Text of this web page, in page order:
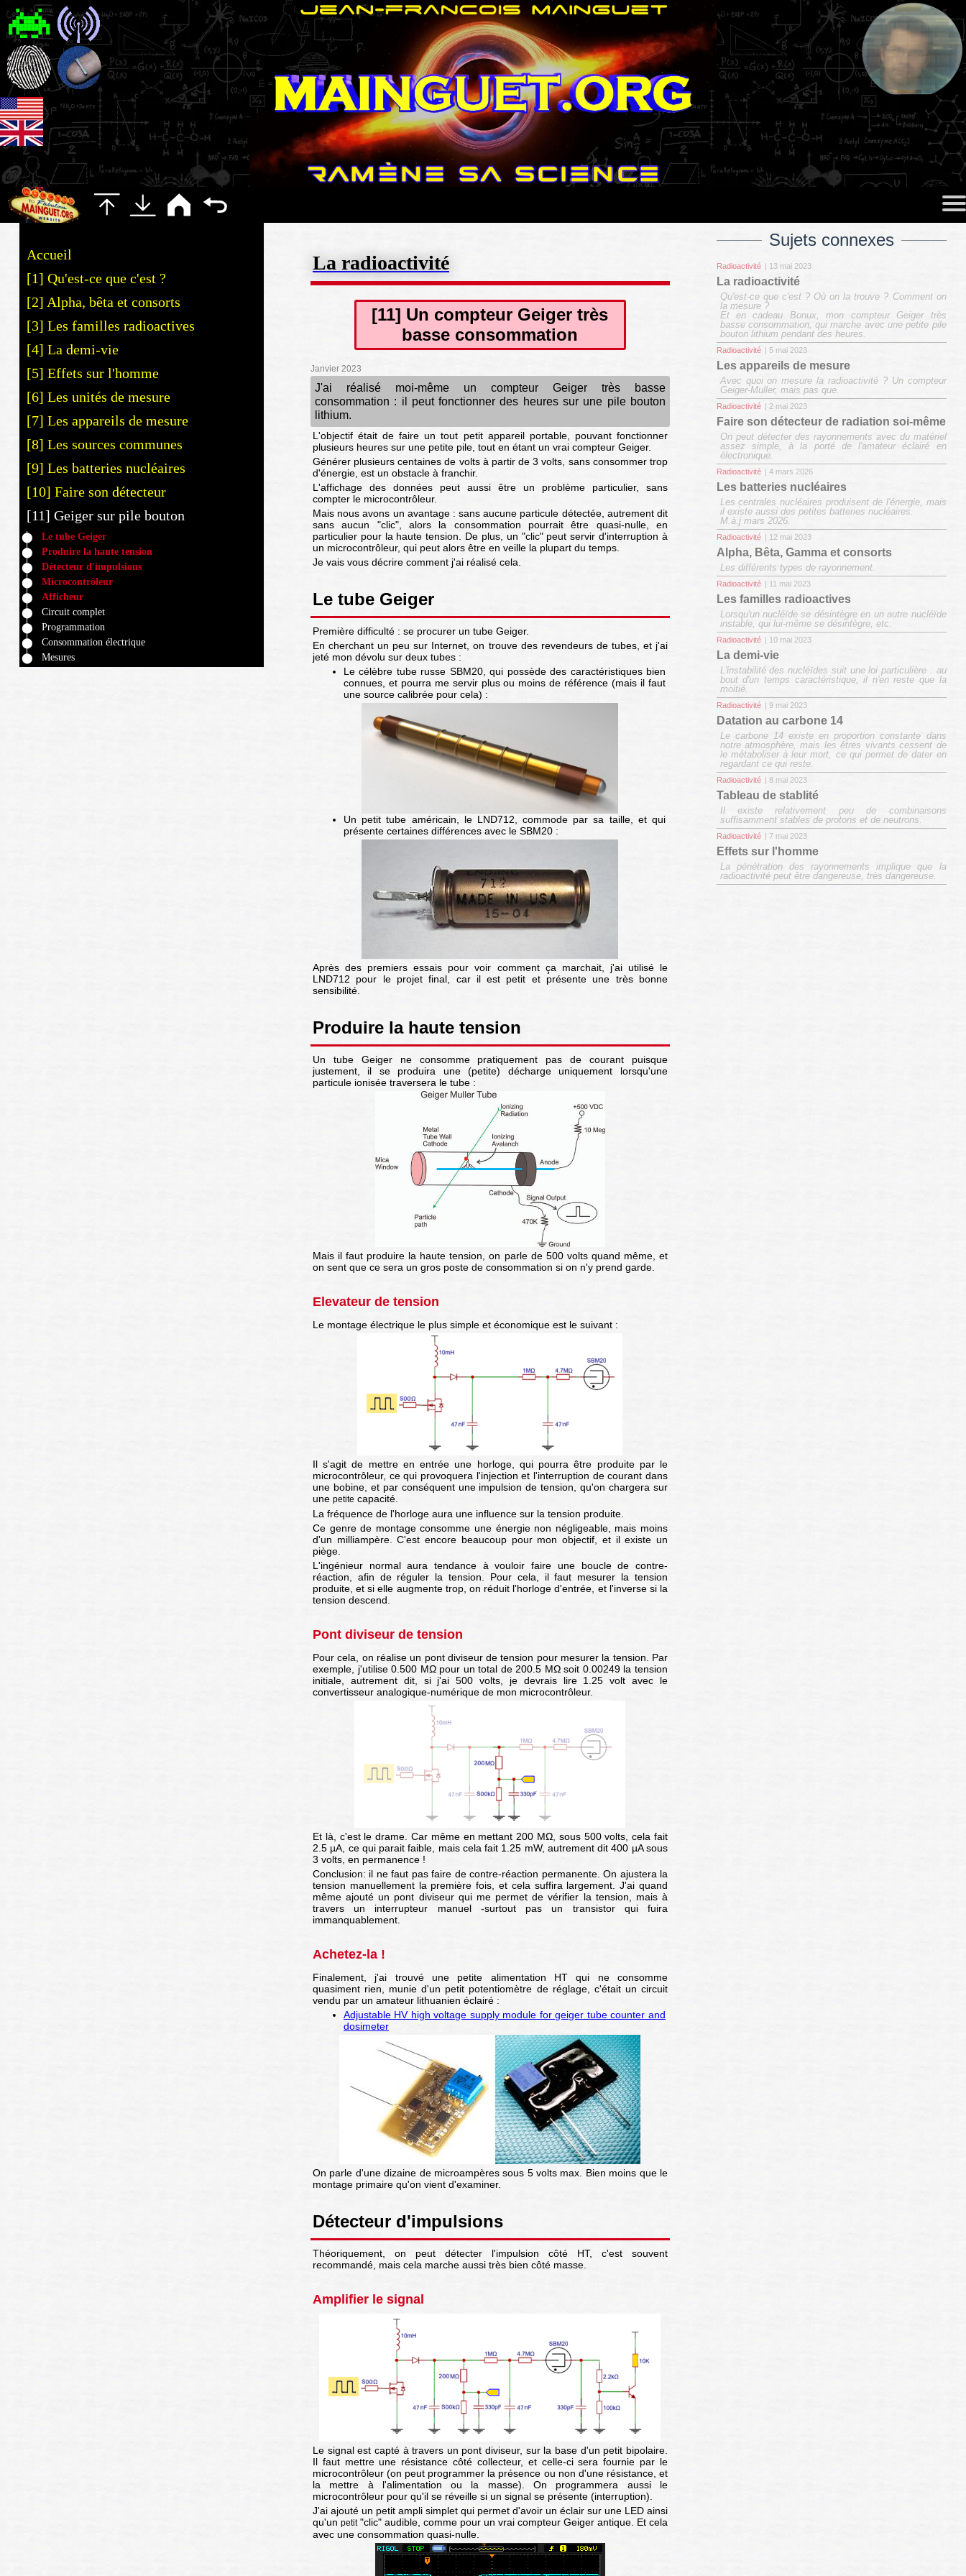
Sujets connexes
Radioactivité | 13 mai 2023
La radioactivité
Qu'est-ce que c'est ? Où on la trouve ? Comment on
la mesure ?
Et en cadeau Bonux, mon compteur Geiger très
basse consommation, qui marche avec une petite pile
bouton lithium pendant des heures.
Radioactivité | 5 mai 2023
Les appareils de mesure
Avec quoi on mesure la radioactivité ? Un compteur
Geiger-Muller, mais pas que.
Radioactivité | 2 mai 2023
Faire son détecteur de radiation soi-même
On peut détecter des rayonnements avec du matériel
assez simple, à la porté de l'amateur éclairé en
électronique.
Radioactivité | 4 mars 2026
Les batteries nucléaires
Les centrales nucléaires produisent de l'énergie, mais
il existe aussi des petites batteries nucléaires.
M.à.j mars 2026.
Radioactivité | 12 mai 2023
Alpha, Bêta, Gamma et consorts
Les différents types de rayonnement.
Radioactivité | 11 mai 2023
Les familles radioactives
Lorsqu'un nucléïde se désintègre en un autre nucléïde
instable, qui lui-même se désintègre, etc.
Radioactivité | 10 mai 2023
La demi-vie
L'instabilité des nucléïdes suit une loi particulière : au
bout d'un temps caractéristique, il n'en reste que la
moitié.
Radioactivité | 9 mai 2023
Datation au carbone 14
Le carbone 14 existe en proportion constante dans
notre atmosphère, mais les êtres vivants cessent de
le métaboliser à leur mort, ce qui permet de dater en
regardant ce qui reste.
Radioactivité | 8 mai 2023
Tableau de stablité
Il existe relativement peu de combinaisons
suffisamment stables de protons et de neutrons.
Radioactivité | 7 mai 2023
Effets sur l'homme
La pénétration des rayonnements implique que la
radioactivité peut être dangereuse, très dangereuse.
Accueil
[1] Qu'est-ce que c'est ?
[2] Alpha, bêta et consorts
[3] Les familles radioactives
[4] La demi-vie
[5] Effets sur l'homme
[6] Les unités de mesure
[7] Les appareils de mesure
[8] Les sources communes
[9] Les batteries nucléaires
[10] Faire son détecteur
[11] Geiger sur pile bouton
Le tube Geiger
Produire la haute tension
Détecteur d'impulsions
Microcontrôleur
Afficheur
Circuit complet
Programmation
Consommation électrique
Mesures
La radioactivité
[11] Un compteur Geiger très
basse consommation
Janvier 2023
J'ai réalisé moi-même un compteur Geiger très basse
consommation : il peut fonctionner des heures sur une pile bouton
lithium.
L'objectif était de faire un tout petit appareil portable, pouvant fonctionner
plusieurs heures sur une petite pile, tout en étant un vrai compteur Geiger.
Générer plusieurs centaines de volts à partir de 3 volts, sans consommer trop
d'énergie, est un obstacle à franchir.
L'affichage des données peut aussi être un problème particulier, sans
compter le microcontrôleur.
Mais nous avons un avantage : sans aucune particule détectée, autrement dit
sans aucun "clic", alors la consommation pourrait être quasi-nulle, en
particulier pour la haute tension. De plus, un "clic" peut servir d'interruption à
un microcontrôleur, qui peut alors être en veille la plupart du temps.
Je vais vous décrire comment j'ai réalisé cela.
Le tube Geiger
Première difficulté : se procurer un tube Geiger.
En cherchant un peu sur Internet, on trouve des revendeurs de tubes, et j'ai
jeté mon dévolu sur deux tubes :
Le célèbre tube russe SBM20, qui possède des caractéristiques bien
connues, et pourra me servir plus ou moins de référence (mais il faut
une source calibrée pour cela) :
Un petit tube américain, le LND712, commode par sa taille, et qui
présente certaines différences avec le SBM20 :
Après des premiers essais pour voir comment ça marchait, j'ai utilisé le
LND712 pour le projet final, car il est petit et présente une très bonne
sensibilité.
Produire la haute tension
Un tube Geiger ne consomme pratiquement pas de courant puisque
justement, il se produira une (petite) décharge uniquement lorsqu'une
particule ionisée traversera le tube :
Mais il faut produire la haute tension, on parle de 500 volts quand même, et
on sent que ce sera un gros poste de consommation si on n'y prend garde.
Elevateur de tension
Le montage électrique le plus simple et économique est le suivant :
Il s'agit de mettre en entrée une horloge, qui pourra être produite par le
microcontrôleur, ce qui provoquera l'injection et l'interruption de courant dans
une bobine, et par conséquent une impulsion de tension, qu'on chargera sur
une petite capacité.
La fréquence de l'horloge aura une influence sur la tension produite.
Ce genre de montage consomme une énergie non négligeable, mais moins
d'un milliampère. C'est encore beaucoup pour mon objectif, et il existe un
piège.
L'ingénieur normal aura tendance à vouloir faire une boucle de contre-
réaction, afin de réguler la tension. Pour cela, il faut mesurer la tension
produite, et si elle augmente trop, on réduit l'horloge d'entrée, et l'inverse si la
tension descend.
Pont diviseur de tension
Pour cela, on réalise un pont diviseur de tension pour mesurer la tension. Par
exemple, j'utilise 0.500 MΩ pour un total de 200.5 MΩ soit 0.00249 la tension
initiale, autrement dit, si j'ai 500 volts, je devrais lire 1.25 volt avec le
convertisseur analogique-numérique de mon microcontrôleur.
Et là, c'est le drame. Car même en mettant 200 MΩ, sous 500 volts, cela fait
2.5 µA, ce qui parait faible, mais cela fait 1.25 mW, autrement dit 400 µA sous
3 volts, en permanence !
Conclusion: il ne faut pas faire de contre-réaction permanente. On ajustera la
tension manuellement la première fois, et cela suffira largement. J'ai quand
même ajouté un pont diviseur qui me permet de vérifier la tension, mais à
travers un interrupteur manuel -surtout pas un transistor qui fuira
immanquablement.
Achetez-la !
Finalement, j'ai trouvé une petite alimentation HT qui ne consomme
quasiment rien, munie d'un petit potentiomètre de réglage, c'était un circuit
vendu par un amateur lithuanien éclairé :
Adjustable HV high voltage supply module for geiger tube counter and
dosimeter
On parle d'une dizaine de microampères sous 5 volts max. Bien moins que le
montage primaire qu'on vient d'examiner.
Détecteur d'impulsions
Théoriquement, on peut détecter l'impulsion côté HT, c'est souvent
recommandé, mais cela marche aussi très bien côté masse.
Amplifier le signal
Le signal est capté à travers un pont diviseur, sur la base d'un petit bipolaire.
Il faut mettre une résistance côté collecteur, et celle-ci sera fournie par le
microcontrôleur (on peut programmer la présence ou non d'une résistance, et
la mettre à l'alimentation ou la masse). On programmera aussi le
microcontrôleur pour qu'il se réveille si un signal se présente (interruption).
J'ai ajouté un petit ampli simplet qui permet d'avoir un éclair sur une LED ainsi
qu'un petit"clic" audible, comme pour un vrai compteur Geiger antique. Et cela
avec une consommation quasi-nulle.